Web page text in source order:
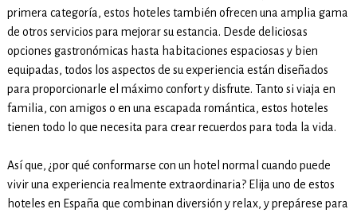
primera categoría, estos hoteles también ofrecen una amplia gama
de otros servicios para mejorar su estancia. Desde deliciosas
opciones gastronómicas hasta habitaciones espaciosas y bien
equipadas, todos los aspectos de su experiencia están diseñados
para proporcionarle el máximo confort y disfrute. Tanto si viaja en
familia, con amigos o en una escapada romántica, estos hoteles
tienen todo lo que necesita para crear recuerdos para toda la vida.
Así que, ¿por qué conformarse con un hotel normal cuando puede
vivir una experiencia realmente extraordinaria? Elija uno de estos
hoteles en España que combinan diversión y relax, y prepárese para